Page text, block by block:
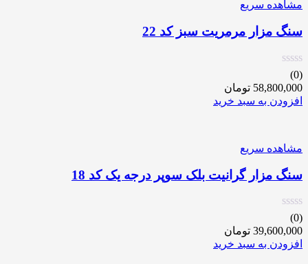
مشاهده سریع
سنگ مزار مرمریت سبز کد 22
(0)
58,800,000 تومان
افزودن به سبد خرید
مشاهده سریع
سنگ مزار گرانیت بلک سوپر درجه یک کد 18
(0)
39,600,000 تومان
افزودن به سبد خرید